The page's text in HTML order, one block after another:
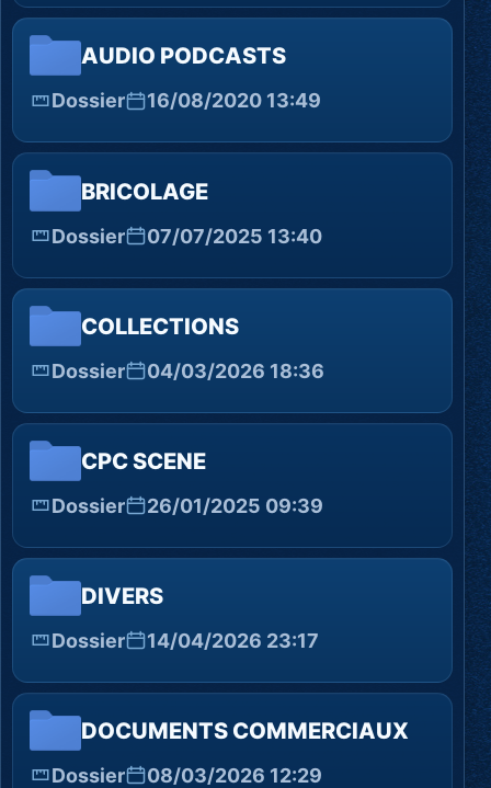
AUDIO PODCASTS
Dossier 16/08/2020 13:49
BRICOLAGE
Dossier 07/07/2025 13:40
COLLECTIONS
Dossier 04/03/2026 18:36
CPC SCENE
Dossier 26/01/2025 09:39
DIVERS
Dossier 14/04/2026 23:17
DOCUMENTS COMMERCIAUX
Dossier 08/03/2026 12:29